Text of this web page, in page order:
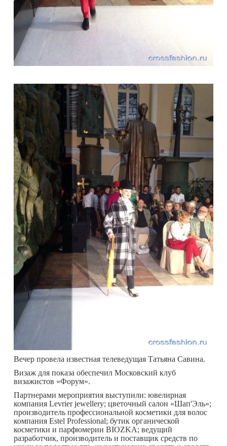
Вечер провела известная телеведущая Татьяна Савина.
Визаж для показа обеспечил Московский клуб
визажистов «Форум».
Партнерами мероприятия выступили: ювелирная
компания Levrier jewellery; цветочный салон «Шап'Эль»;
производитель профессиональной косметики для волос
компания Estel Professional; бутик органической
косметики и парфюмерии BIOZKA; ведущий
разработчик, производитель и поставщик средств по